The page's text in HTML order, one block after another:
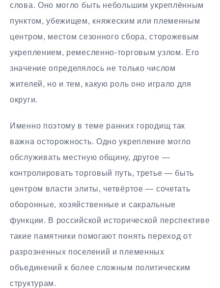
слова. Оно могло быть небольшим укреплённым
пунктом, убежищем, княжеским или племенным
центром, местом сезонного сбора, сторожевым
укреплением, ремесленно-торговым узлом. Его
значение определялось не только числом
жителей, но и тем, какую роль оно играло для
округи.
Именно поэтому в теме ранних городищ так
важна осторожность. Одно укрепление могло
обслуживать местную общину, другое —
контролировать торговый путь, третье — быть
центром власти элиты, четвёртое — сочетать
оборонные, хозяйственные и сакральные
функции. В российской исторической перспективе
такие памятники помогают понять переход от
разрозненных поселений и племенных
объединений к более сложным политическим
структурам.